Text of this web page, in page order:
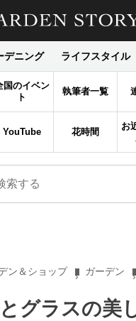
デニング ライフスタイル
国のイベン
ト
執筆者一覧
YouTube 花時間
お
ン＆ショップ ガーデン
グラスの美